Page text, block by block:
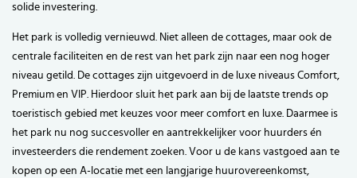
solide investering.
Het park is volledig vernieuwd. Niet alleen de cottages, maar ook de
centrale faciliteiten en de rest van het park zijn naar een nog hoger
niveau getild. De cottages zijn uitgevoerd in de luxe niveaus Comfort,
Premium en VIP. Hierdoor sluit het park aan bij de laatste trends op
toeristisch gebied met keuzes voor meer comfort en luxe. Daarmee is
het park nu nog succesvoller en aantrekkelijker voor huurders én
investeerders die rendement zoeken. Voor u de kans vastgoed aan te
kopen op een A-locatie met een langjarige huurovereenkomst,